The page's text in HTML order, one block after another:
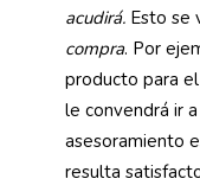
acudirá. Esto se
compra. Por
producto para
le convendrá ir
asesoramiento
resulta